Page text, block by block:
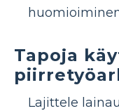
Tapoja
Lajittele